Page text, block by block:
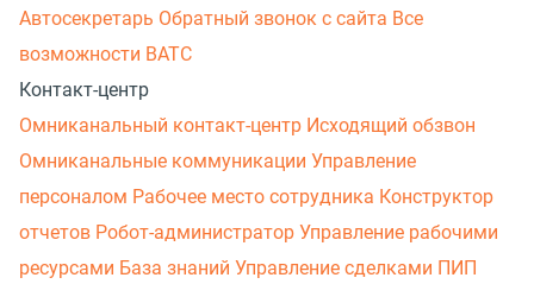
Автосекретарь Обратный звонок с сайта Все
возможности ВАТС
Контакт-центр
Омниканальный контакт-центр Исходящий обзвон
Омниканальные коммуникации Управление
персоналом Рабочее место сотрудника Конструктор
отчетов Робот-администратор Управление рабочими
ресурсами База знаний Управление сделками ПИП